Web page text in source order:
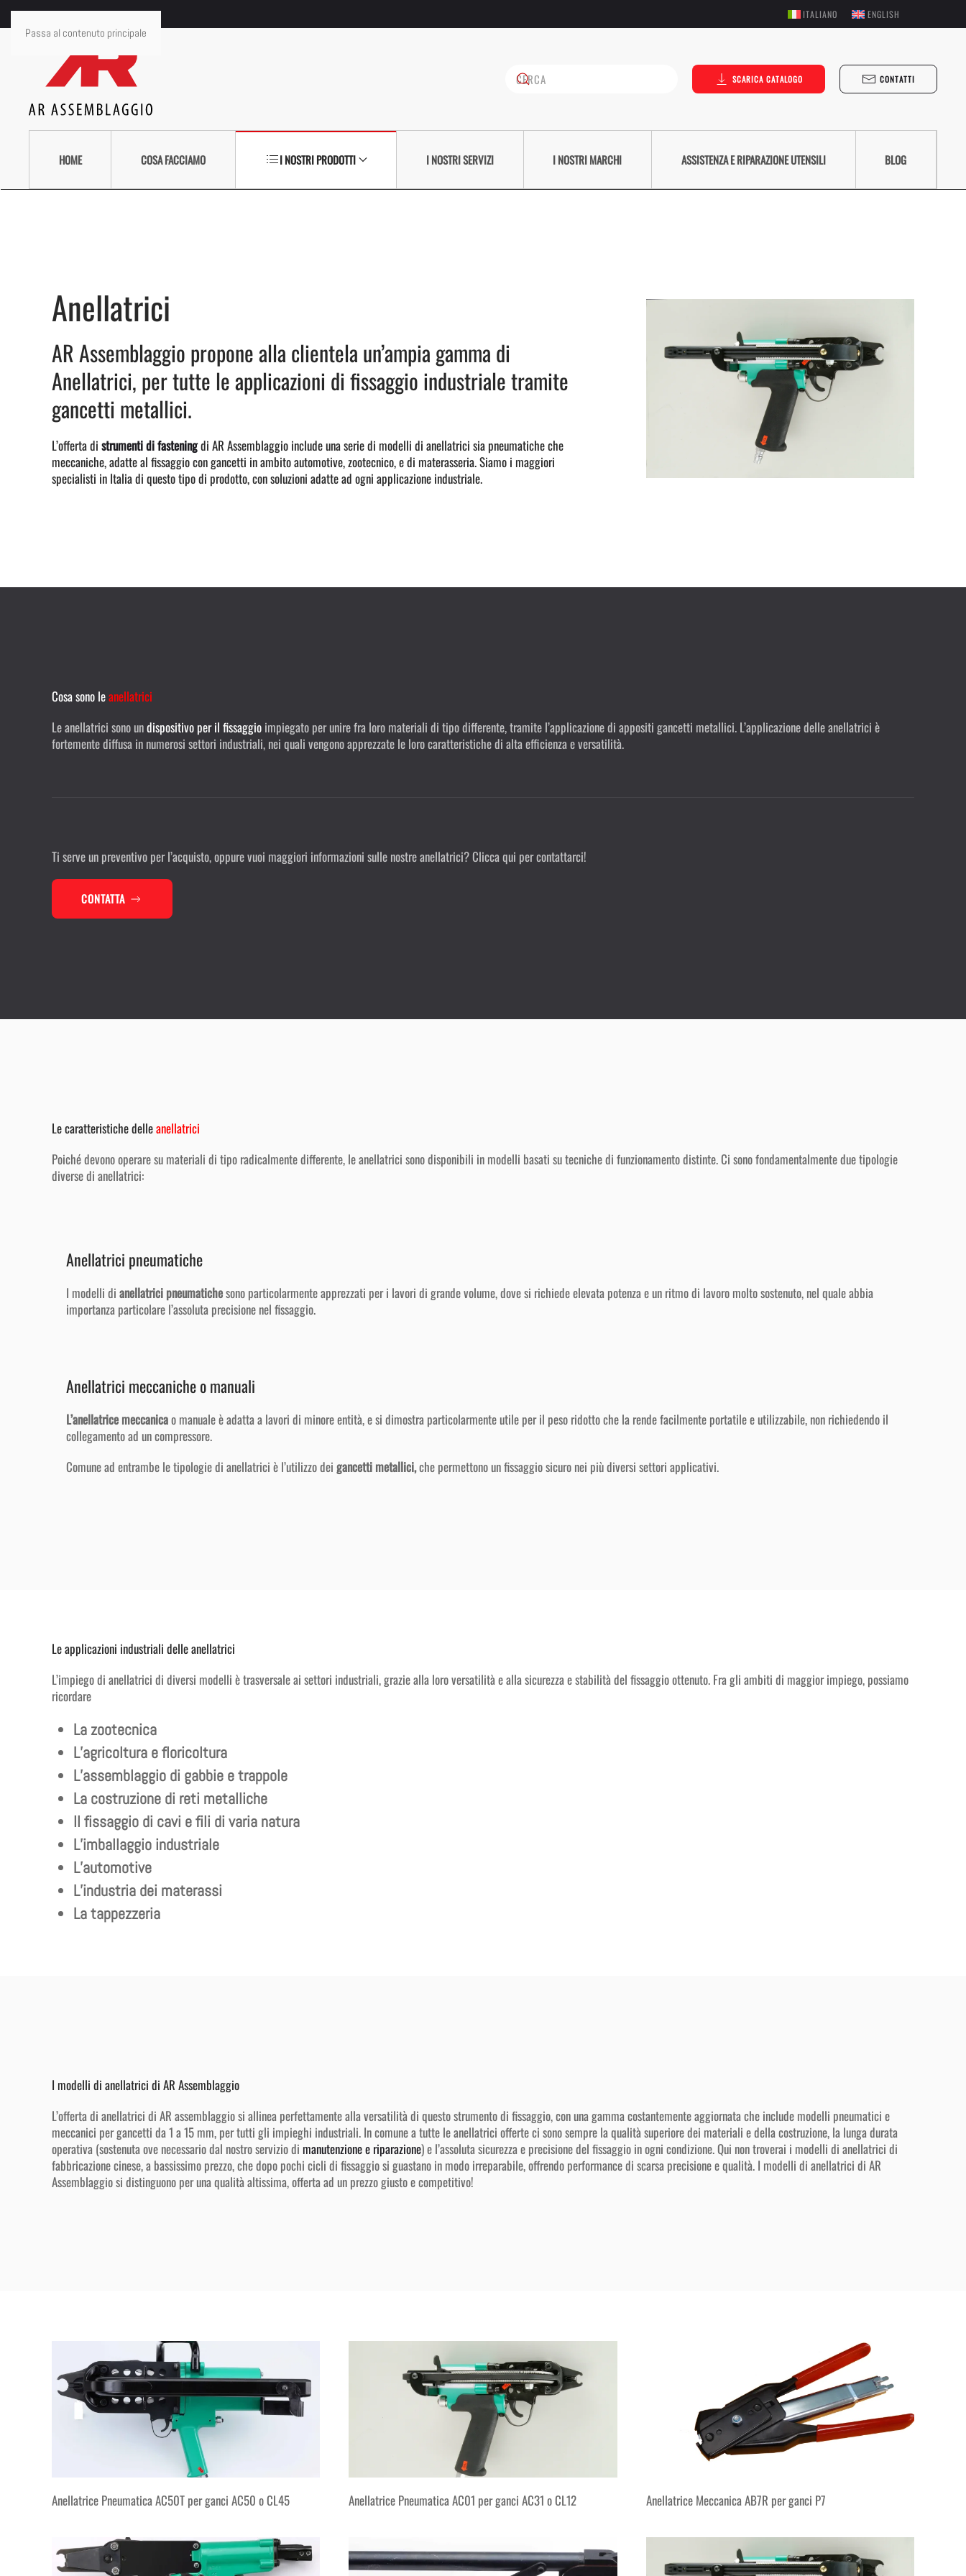
Passa al contenuto principale
ITALIANO ENGLISH
SCARICA CATALOGO CONTATTI
HOME COSA FACCIAMO I NOSTRI PRODOTTI I NOSTRI SERVIZI I NOSTRI MARCHI ASSISTENZA E RIPARAZIONE UTENSILI BLOG
Anellatrici
AR Assemblaggio propone alla clientela un’ampia gamma di
Anellatrici, per tutte le applicazioni di fissaggio industriale tramite
gancetti metallici.
L’offerta di strumenti di fasteningdi AR Assemblaggio include una serie di modelli di anellatrici sia pneumatiche che
meccaniche, adatte al fissaggio con gancetti in ambito automotive, zootecnico, e di materasseria. Siamo i maggiori
specialisti in Italia di questo tipo di prodotto, con soluzioni adatte ad ogni applicazione industriale.
Cosa sono leanellatrici
Le anellatrici sono undispositivo per il fissaggio impiegato per unire fra loro materiali di tipo differente, tramite l’applicazione di appositi gancetti metallici. L’applicazione delle anellatrici è
fortemente diffusa in numerosi settori industriali, nei quali vengono apprezzate le loro caratteristiche di alta efficienza e versatilità.
Ti serve un preventivo per l’acquisto, oppure vuoi maggiori informazioni sulle nostre anellatrici? Clicca qui per contattarci!
CONTATTA
Le caratteristiche delleanellatrici
Poiché devono operare su materiali di tipo radicalmente differente, le anellatrici sono disponibili in modelli basati su tecniche di funzionamento distinte. Ci sono fondamentalmente due tipologie
diverse di anellatrici:
Anellatrici pneumatiche
I modelli di anellatrici pneumatichesono particolarmente apprezzati per i lavori di grande volume, dove si richiede elevata potenza e un ritmo di lavoro molto sostenuto, nel quale abbia
importanza particolare l’assoluta precisione nel fissaggio.
Anellatrici meccaniche o manuali
L’anellatrice meccanicao manuale è adatta a lavori di minore entità, e si dimostra particolarmente utile per il peso ridotto che la rende facilmente portatile e utilizzabile, non richiedendo il
collegamento ad un compressore.
Comune ad entrambe le tipologie di anellatrici è l’utilizzo dei gancetti metallici,che permettono un fissaggio sicuro nei più diversi settori applicativi.
Le applicazioni industriali delle anellatrici
L’impiego di anellatrici di diversi modelli è trasversale ai settori industriali, grazie alla loro versatilità e alla sicurezza e stabilità del fissaggio ottenuto. Fra gli ambiti di maggior impiego, possiamo
ricordare
La zootecnica
L’agricoltura e floricoltura
L’assemblaggio di gabbie e trappole
La costruzione di reti metalliche
Il fissaggio di cavi e fili di varia natura
L’imballaggio industriale
L’automotive
L’industria dei materassi
La tappezzeria
I modelli di anellatrici di AR Assemblaggio
L’offerta di anellatrici di AR assemblaggio si allinea perfettamente alla versatilità di questo strumento di fissaggio, con una gamma costantemente aggiornata che include modelli pneumatici e
meccanici per gancetti da 1 a 15 mm, per tutti gli impieghi industriali. In comune a tutte le anellatrici offerte ci sono sempre la qualità superiore dei materiali e della costruzione, la lunga durata
operativa (sostenuta ove necessario dal nostro servizio di manutenzione e riparazione) e l’assoluta sicurezza e precisione del fissaggio in ogni condizione. Qui non troverai i modelli di anellatrici di
fabbricazione cinese, a bassissimo prezzo, che dopo pochi cicli di fissaggio si guastano in modo irreparabile, offrendo performance di scarsa precisione e qualità. I modelli di anellatrici di AR
Assemblaggio si distinguono per una qualità altissima, offerta ad un prezzo giusto e competitivo!
Anellatrice Pneumatica AC50T per ganci AC50 o CL45 Anellatrice Pneumatica AC01 per ganci AC31 o CL12 Anellatrice Meccanica AB7R per ganci P7